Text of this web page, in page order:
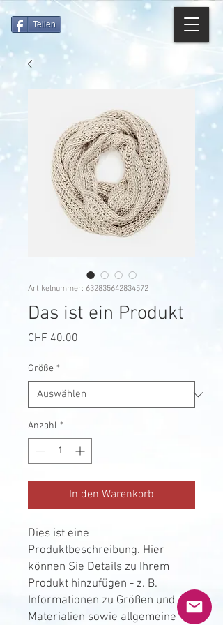
Teilen
Artikelnummer: 632835642834572
Das ist ein Produkt
CHF 40.00
Größe *
Anzahl *
In den Warenkorb
Dies ist eine
Produktbeschreibung. Hier
können Sie Details zu Ihrem
Produkt hinzufügen - z. B.
Informationen zu Größen und
Materialien sowie allgemeine